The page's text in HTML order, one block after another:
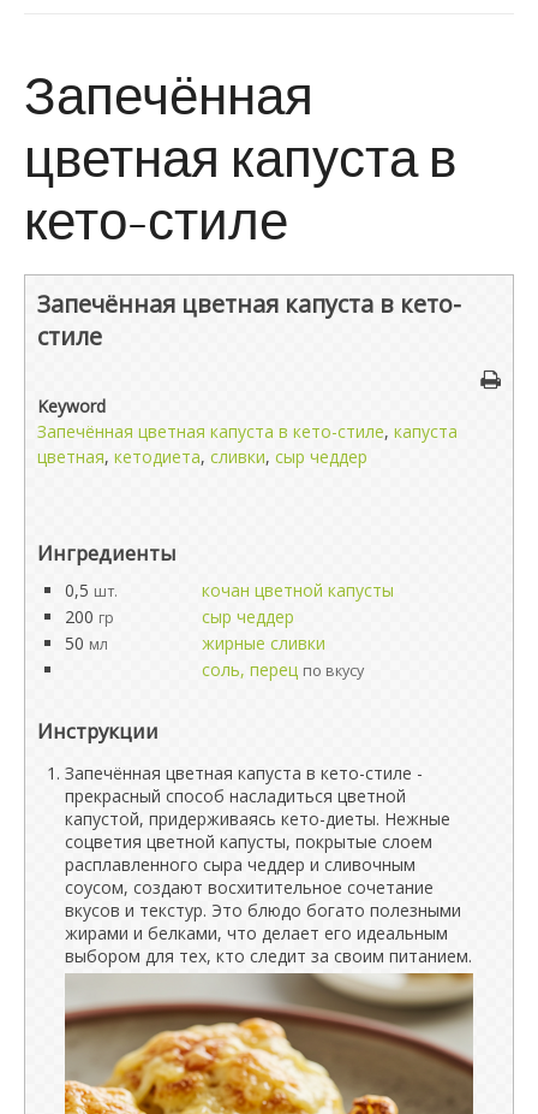
Запечённая
цветная капуста в
кето-стиле
Запечённая цветная капуста в кето-
стиле
Keyword
Запечённая цветная капуста в кето-стиле, капуста
цветная, кетодиета, сливки, сыр чеддер
Ингредиенты
0,5 шт.
кочан цветной капусты
200 гр
сыр чеддер
50 мл
жирные сливки
соль, перец по вкусу
Инструкции
Запечённая цветная капуста в кето-стиле -
прекрасный способ насладиться цветной
капустой, придерживаясь кето-диеты. Нежные
соцветия цветной капусты, покрытые слоем
расплавленного сыра чеддер и сливочным
соусом, создают восхитительное сочетание
вкусов и текстур. Это блюдо богато полезными
жирами и белками, что делает его идеальным
выбором для тех, кто следит за своим питанием.